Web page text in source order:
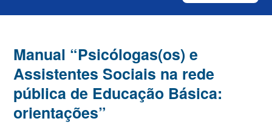
Manual “Psicólogas(os) e
Assistentes Sociais na rede
pública de Educação Básica:
orientações”